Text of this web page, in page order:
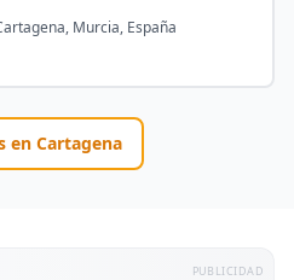
Murcia, España
en Cartagena
PUBLICIDAD